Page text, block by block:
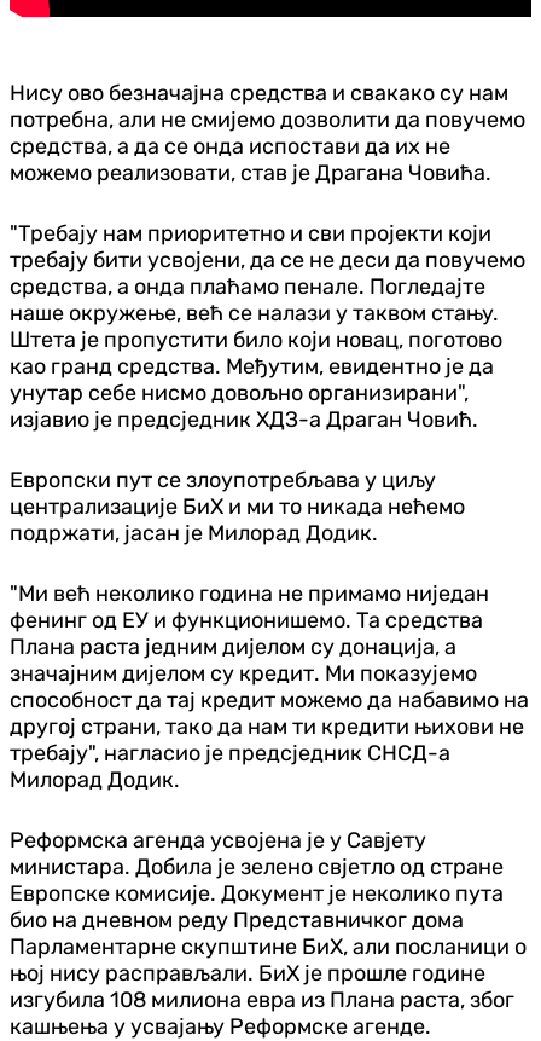
Нису ово безначајна средства и свакако су нам
потребна, али не смијемо дозволити да повучемо
средства, а да се онда испостави да их не
можемо реализовати, став је Драгана Човића.
"Требају нам приоритетно и сви пројекти који
требају бити усвојени, да се не деси да повучемо
средства, а онда плаћамо пенале. Погледајте
наше окружење, већ се налази у таквом стању.
Штета је пропустити било који новац, поготово
као гранд средства. Међутим, евидентно је да
унутар себе нисмо довољно организирани",
изјавио је предсједник ХДЗ-а Драган Човић.
Европски пут се злоупотребљава у циљу
централизације БиХ и ми то никада нећемо
подржати, јасан је Милорад Додик.
"Ми већ неколико година не примамо ниједан
фенинг од ЕУ и функционишемо. Та средства
Плана раста једним дијелом су донација, а
значајним дијелом су кредит. Ми показујемо
способност да тај кредит можемо да набавимо на
другој страни, тако да нам ти кредити њихови не
требају", нагласио је предсједник СНСД-а
Милорад Додик.
Реформска агенда усвојена је у Савјету
министара. Добила је зелено свјетло од стране
Европске комисије. Документ је неколико пута
био на дневном реду Представничког дома
Парламентарне скупштине БиХ, али посланици о
њој нису расправљали. БиХ је прошле године
изгубила 108 милиона евра из Плана раста, због
кашњења у усвајању Реформске агенде.